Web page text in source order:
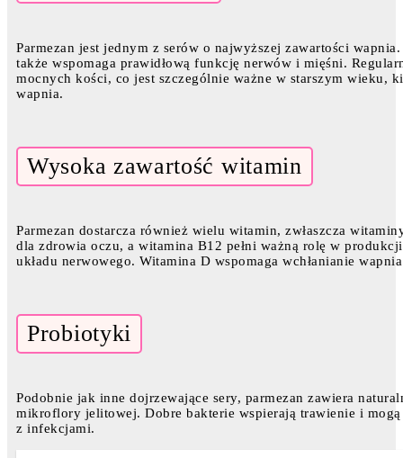
Parmezan jest jednym z serów o najwyższej zawartości
także wspomaga prawidłową funkcję nerwów i mięśni.
mocnych kości, co jest szczególnie ważne w starszym wieku,
wapnia.
Wysoka zawartość witamin
Parmezan dostarcza również wielu witamin, zwłaszcza
dla zdrowia oczu, a witamina B12 pełni ważną rolę w
układu nerwowego. Witamina D wspomaga wchłanianie
Probiotyki
Podobnie jak inne dojrzewające sery, parmezan zawiera
mikroflory jelitowej. Dobre bakterie wspierają trawienie i
z infekcjami.